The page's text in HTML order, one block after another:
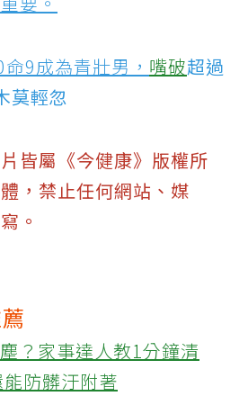
9成為青壯男， 嘴破超過
莫輕忽
皆屬《今健康》版權所
，禁止任何網站、媒
。
？家事達人教1分鐘清
防髒汙附著